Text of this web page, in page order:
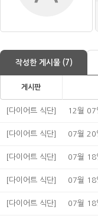
작성한 게시물 (7)
게시판
[다이어트 식단] 12월 07
[다이어트 식단] 07월 20
[다이어트 식단] 07월 18
[다이어트 식단] 07월 18
[다이어트 식단] 07월 18